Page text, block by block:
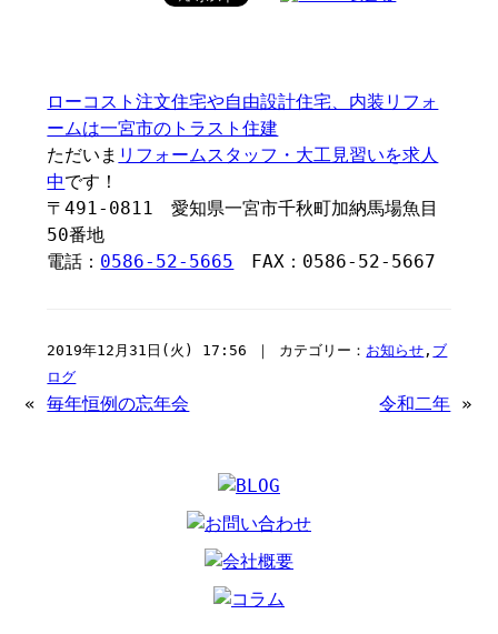
ローコスト注文住宅や自由設計住宅、内装リフォ
ームは一宮市のトラスト住建
ただいま リフォームスタッフ・大工見習いを求人
中です！
〒491-0811 愛知県一宮市千秋町加納馬場魚目
50番地
電話： 0586-52-5665 FAX：0586-52-5667
2019年12月31日(火) 17:56 ｜ カテゴリー： お知らせ , ブ
ログ
«毎年恒例の忘年会 令和二年 »